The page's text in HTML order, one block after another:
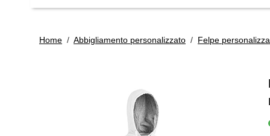
Home / Abbigliamento personalizzato / Felpe